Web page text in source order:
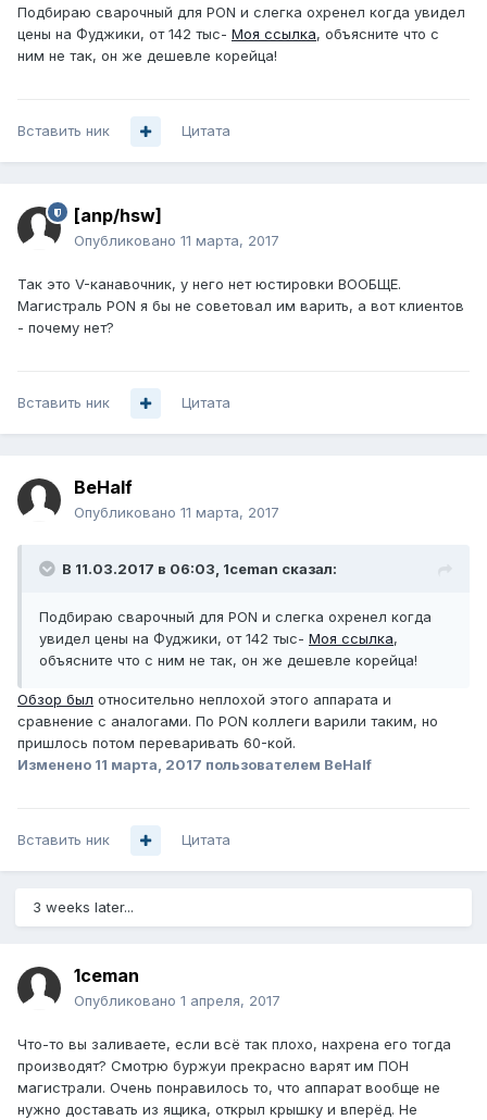
Подбираю сварочный для PON и слегка охренел когда увидел
цены на Фуджики, от 142 тыс- Моя ссылка, объясните что с
ним не так, он же дешевле корейца!
Вставить ник Цитата
[anp/hsw]
Опубликовано 11 марта, 2017
Так это V-канавочник, у него нет юстировки ВООБЩЕ.
Магистраль PON я бы не советовал им варить, а вот клиентов
- почему нет?
Вставить ник Цитата
BeHalf
Опубликовано 11 марта, 2017
В 11.03.2017 в 06:03, 1ceman сказал:
Подбираю сварочный для PON и слегка охренел когда
увидел цены на Фуджики, от 142 тыс- Моя ссылка,
объясните что с ним не так, он же дешевле корейца!
Обзор был относительно неплохой этого аппарата и
сравнение с аналогами. По PON коллеги варили таким, но
пришлось потом переваривать 60-кой.
Изменено 11 марта, 2017 пользователем BeHalf
Вставить ник Цитата
3 weeks later...
1ceman
Опубликовано 1 апреля, 2017
Что-то вы заливаете, если всё так плохо, нахрена его тогда
производят? Смотрю буржуи прекрасно варят им ПОН
магистрали. Очень понравилось то, что аппарат вообще не
нужно доставать из ящика, открыл крышку и вперёд. Не